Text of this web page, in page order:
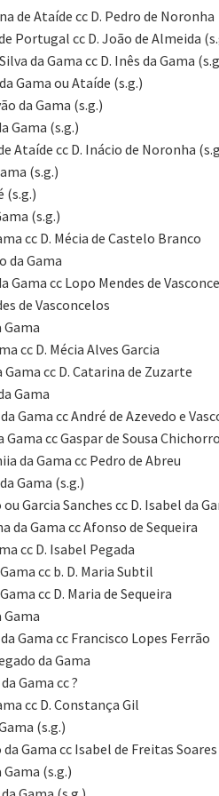
de Ataíde cc D. Pedro de Noronha
de Portugal cc D. João de Almeida
da Gama cc D. Inês da Gama
Gama ou Ataíde (s.g.)
da Gama (s.g.)
Gama (s.g.)
Ataíde cc D. Inácio de Noronha
(s.g.)
(s.g.)
(s.g.)
cc D. Mécia de Castelo Branco
da Gama
Gama cc Lopo Mendes de
de Vasconcelos
Gama
cc D. Mécia Alves Garcia
Gama cc D. Catarina de Zuzarte
Gama
da Gama cc André de Azevedo e
Gama cc Gaspar de Sousa Chichorro
da Gama cc Pedro de Abreu
Gama (s.g.)
ou Garcia Sanches cc D. Isabel da
da Gama cc Afonso de Sequeira
cc D. Isabel Pegada
cc b. D. Maria Subtil
cc D. Maria de Sequeira
Gama
da Gama cc Francisco Lopes Ferrão
da Gama
Gama cc ?
cc D. Constança Gil
(s.g.)
da Gama cc Isabel de Freitas Soares
Gama (s.g.)